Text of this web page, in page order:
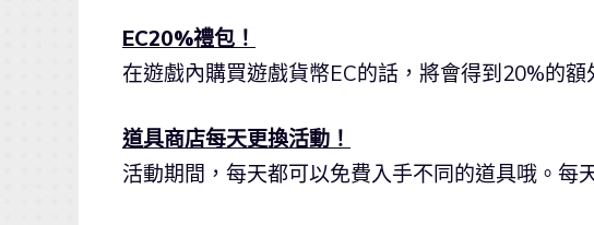
EC20%禮包！
在遊戲內購買遊戲貨幣EC的話，將會得到20%的額
道具商店每天更換活動！
活動期間，每天都可以免費入手不同的道具哦。每